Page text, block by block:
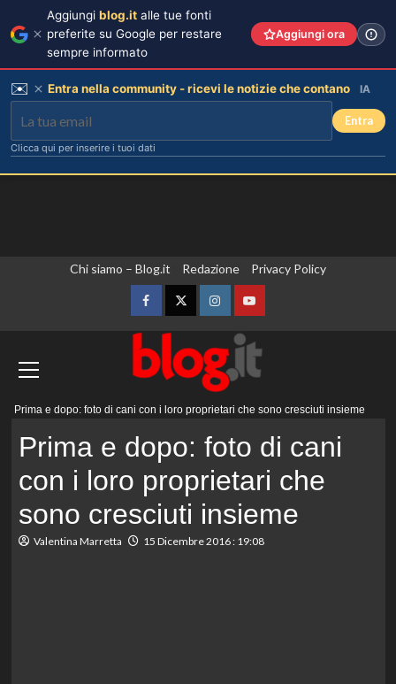
Chi siamo – Blog.it Redazione Privacy Policy
FacebookTwitterInstagramYouTube
Prima e dopo: foto di cani con i loro proprietari che sono cresciuti insieme
Prima e dopo: foto di cani
con i loro proprietari che
sono cresciuti insieme
Valentina Marretta 15 Dicembre 2016 : 19:08
Aggiungi blog.it alle tue fonti
preferite su Google per restare
sempre informato
Aggiungi ora
✉️ Entra nella community - ricevi le notizie che contano IA
Entra
Clicca qui per inserire i tuoi dati